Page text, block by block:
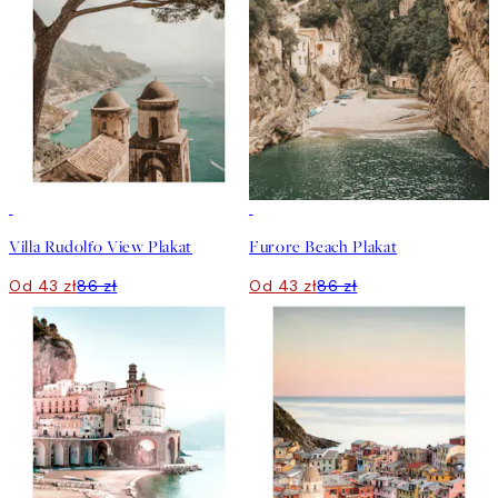
Villa Rudolfo View Plakat
Od 43 zł86 zł
Furore Beach Plakat
Od 43 zł86 zł